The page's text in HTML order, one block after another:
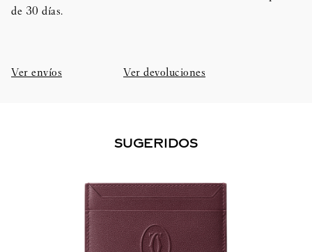
de 30 días.​
Ver envíos Ver devoluciones
SUGERIDOS